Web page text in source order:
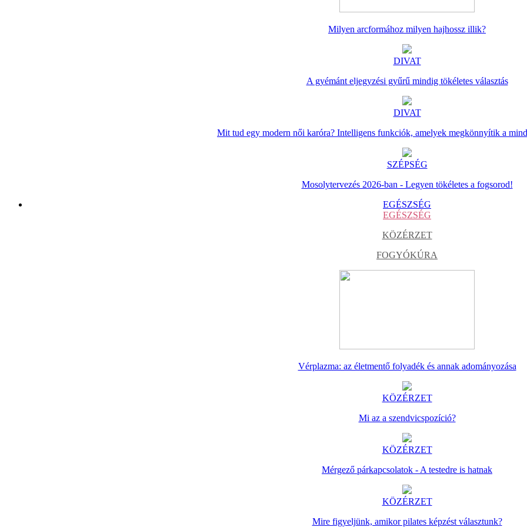
Milyen arcformához milyen hajhossz illik?
DIVAT
A gyémánt eljegyzési gyűrű mindig tökéletes választás
DIVAT
Mit tud egy modern női karóra? Intelligens funkciók, amelyek megkönnyítik a
SZÉPSÉG
Mosolytervezés 2026-ban - Legyen tökéletes a fogsorod!
EGÉSZSÉG
EGÉSZSÉG
KÖZÉRZET
FOGYÓKÚRA
Vérplazma: az életmentő folyadék és annak adományozása
KÖZÉRZET
Mi az a szendvicspozíció?
KÖZÉRZET
Mérgező párkapcsolatok - A testedre is hatnak
KÖZÉRZET
Mire figyeljünk, amikor pilates képzést választunk?